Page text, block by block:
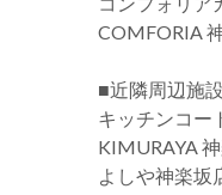
COMFORIA
■近隣周辺施
キッチンコー
KIMURAYA
よしや神楽坂